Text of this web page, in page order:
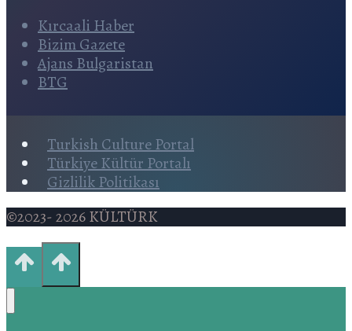
Kırcaali Haber
Bizim Gazete
Ajans Bulgaristan
BTG
Turkish Culture Portal
Türkiye Kültür Portalı
Gizlilik Politikası
©2023- 2026 KÜLTÜRK